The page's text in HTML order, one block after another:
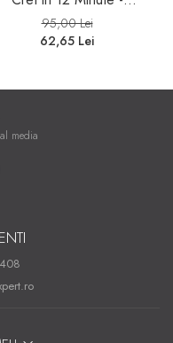
Universal Moved 12Min
Ammonia Free Waving
95,00 Lei
62,65 Lei
media